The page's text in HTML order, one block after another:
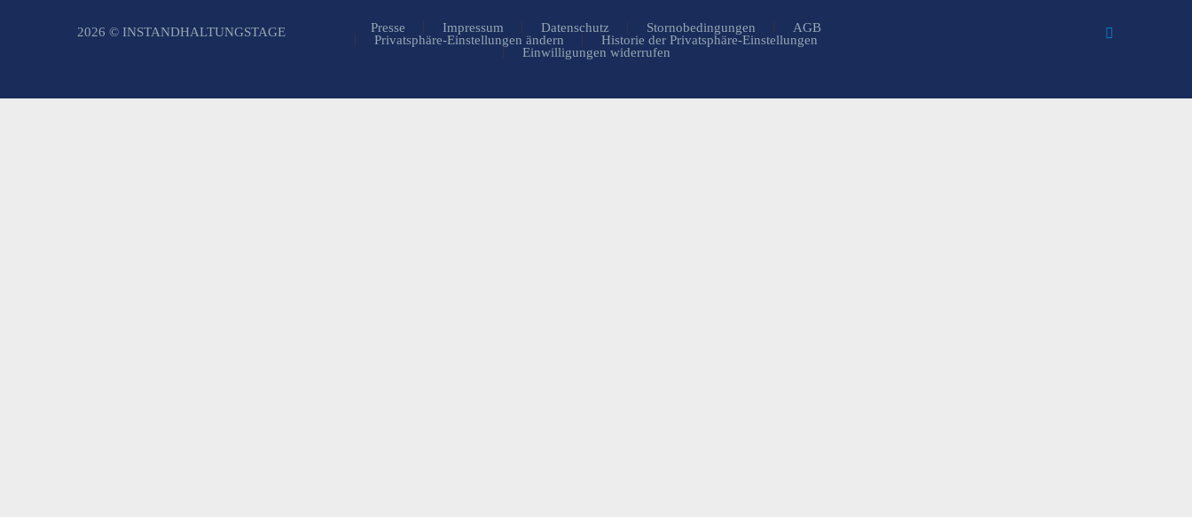
Presse Impressum Datenschutz Stornobedingungen
AGB
Privatsphäre-Einstellungen ändern
Historie der Privatsphäre-Einstellungen
Einwilligungen widerrufen
2026 © INSTANDHALTUNGSTAGE